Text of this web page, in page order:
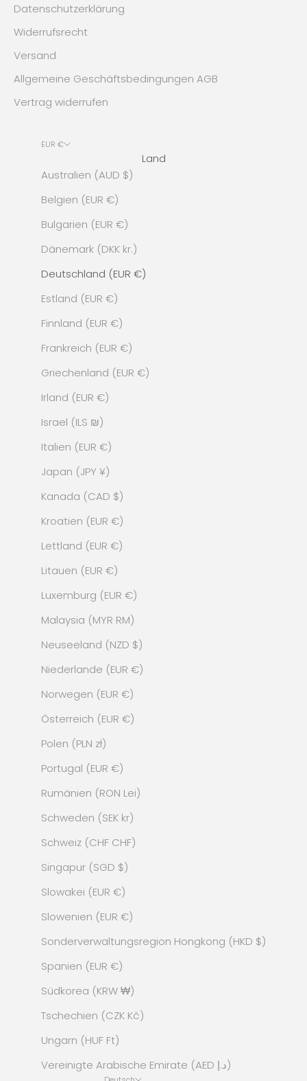
Datenschutzerklärung
Widerrufsrecht
Versand
Allgemeine Geschäftsbedingungen AGB
Vertrag widerrufen
EUR €
Land
Australien (AUD $)
Belgien (EUR €)
Bulgarien (EUR €)
Dänemark (DKK kr.)
Deutschland (EUR €)
Estland (EUR €)
Finnland (EUR €)
Frankreich (EUR €)
Griechenland (EUR €)
Irland (EUR €)
Israel (ILS ₪)
Italien (EUR €)
Japan (JPY ¥)
Kanada (CAD $)
Kroatien (EUR €)
Lettland (EUR €)
Litauen (EUR €)
Luxemburg (EUR €)
Malaysia (MYR RM)
Neuseeland (NZD $)
Niederlande (EUR €)
Norwegen (EUR €)
Österreich (EUR €)
Polen (PLN zł)
Portugal (EUR €)
Rumänien (RON Lei)
Schweden (SEK kr)
Schweiz (CHF CHF)
Singapur (SGD $)
Slowakei (EUR €)
Slowenien (EUR €)
Sonderverwaltungsregion Hongkong (HKD $)
Spanien (EUR €)
Südkorea (KRW ₩)
Tschechien (CZK Kč)
Ungarn (HUF Ft)
Vereinigte Arabische Emirate (AED د.إ)